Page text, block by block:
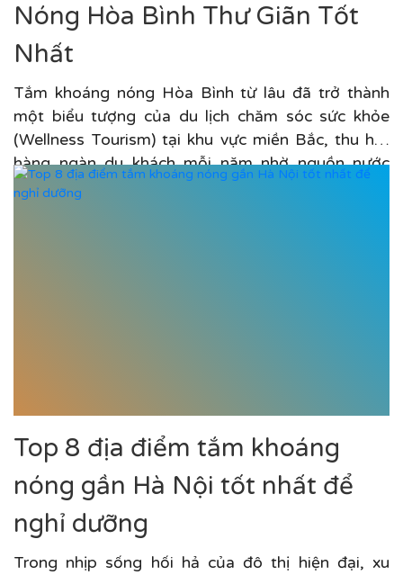
Nóng Hòa Bình Thư Giãn Tốt
Nhất
Tắm khoáng nóng Hòa Bình từ lâu đã trở thành
một biểu tượng của du lịch chăm sóc sức khỏe
(Wellness Tourism) tại khu vực miền Bắc, thu hút
hàng ngàn du khách mỗi năm nhờ nguồn nước
khoáng...
Top 8 địa điểm tắm khoáng
nóng gần Hà Nội tốt nhất để
nghỉ dưỡng
Trong nhịp sống hối hả của đô thị hiện đại, xu